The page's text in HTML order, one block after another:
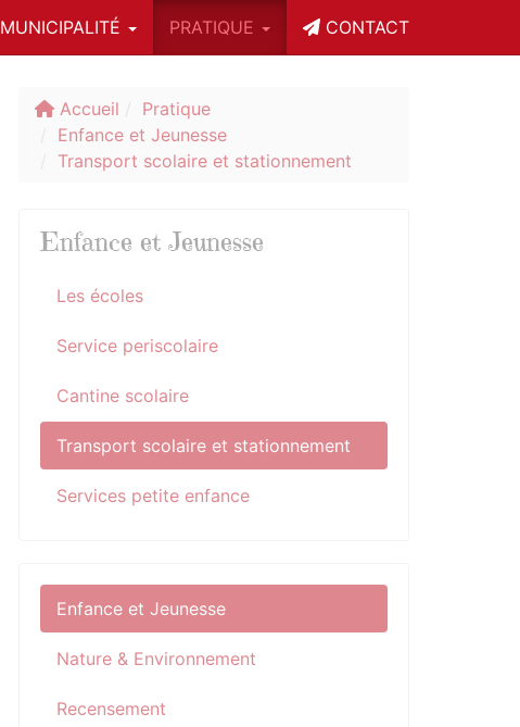
MUNICIPALITÉ PRATIQUE CONTACT
Accueil
Pratique
Enfance et Jeunesse
Transport scolaire et stationnement
Enfance et Jeunesse
Les écoles
Service periscolaire
Cantine scolaire
Transport scolaire et stationnement
Services petite enfance
Enfance et Jeunesse
Nature & Environnement
Recensement